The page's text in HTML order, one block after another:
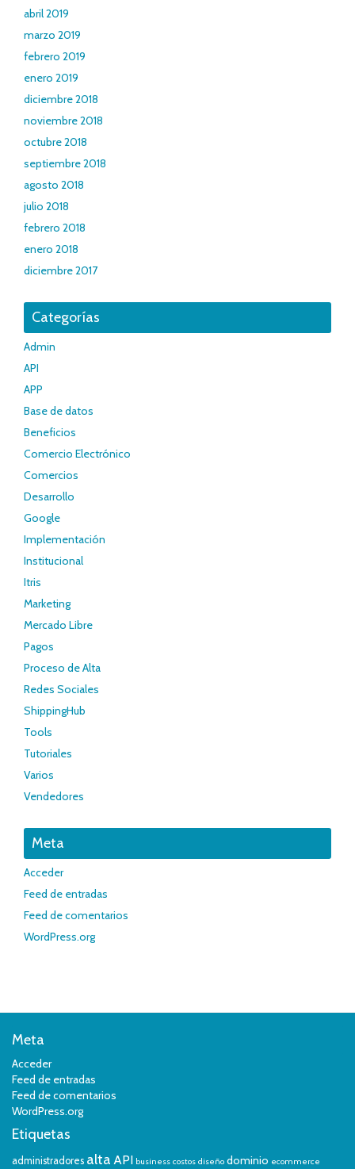
abril 2019
marzo 2019
febrero 2019
enero 2019
diciembre 2018
noviembre 2018
octubre 2018
septiembre 2018
agosto 2018
julio 2018
febrero 2018
enero 2018
diciembre 2017
Categorías
Admin
API
APP
Base de datos
Beneficios
Comercio Electrónico
Comercios
Desarrollo
Google
Implementación
Institucional
Itris
Marketing
Mercado Libre
Pagos
Proceso de Alta
Redes Sociales
ShippingHub
Tools
Tutoriales
Varios
Vendedores
Meta
Acceder
Feed de entradas
Feed de comentarios
WordPress.org
Meta
Acceder
Feed de entradas
Feed de comentarios
WordPress.org
Etiquetas
administradores alta API business costos diseño dominio ecommerce